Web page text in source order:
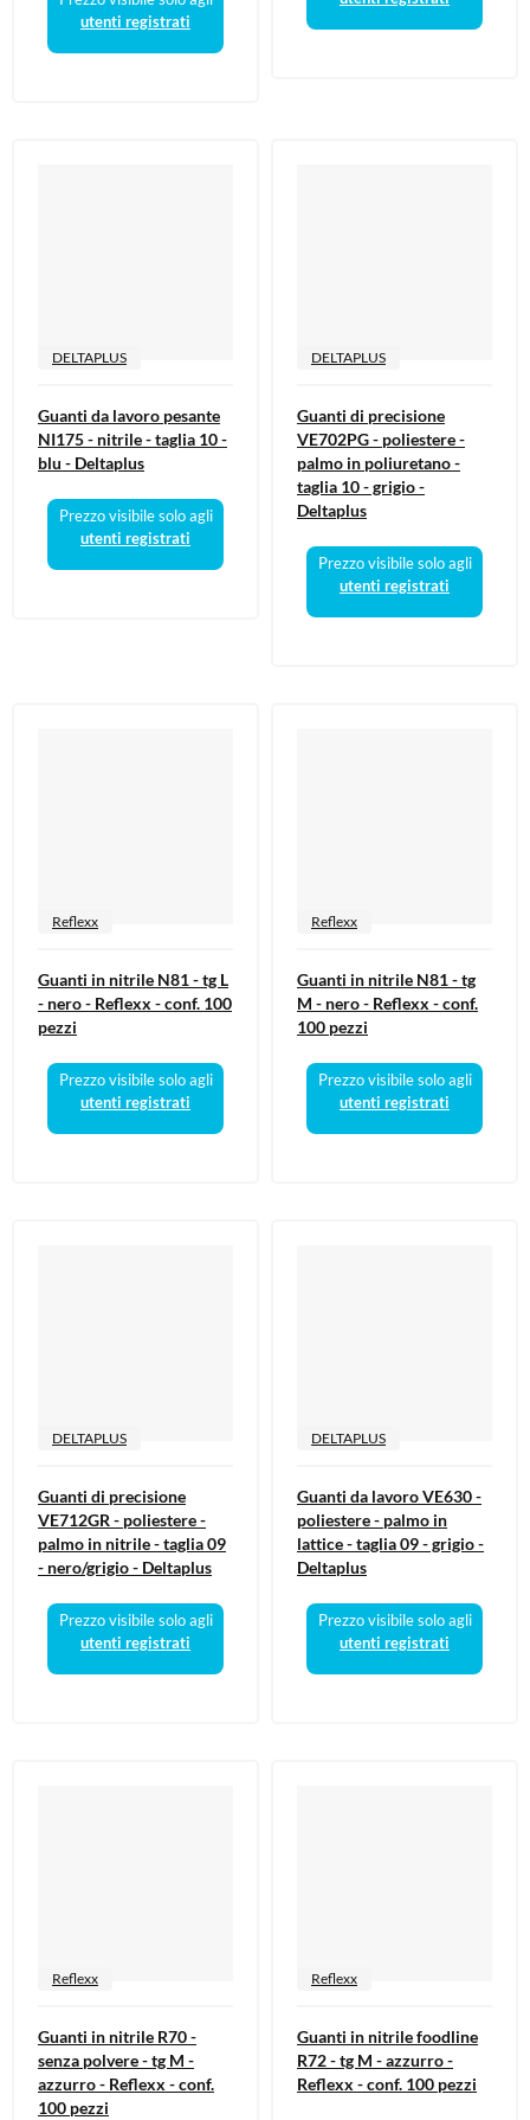
utenti registrati
DELTAPLUS
Guanti da lavoro pesante
NI175 - nitrile - taglia 10 -
blu - Deltaplus
Prezzo visibile solo agli
utenti registrati
DELTAPLUS
Guanti di precisione
VE702PG - poliestere -
palmo in poliuretano -
taglia 10 - grigio -
Deltaplus
Prezzo visibile solo agli
utenti registrati
Reflexx
Guanti in nitrile N81 - tg L
- nero - Reflexx - conf. 100
pezzi
Prezzo visibile solo agli
utenti registrati
Reflexx
Guanti in nitrile N81 - tg
M - nero - Reflexx - conf.
100 pezzi
Prezzo visibile solo agli
utenti registrati
DELTAPLUS
Guanti di precisione
VE712GR - poliestere -
palmo in nitrile - taglia 09
- nero/grigio - Deltaplus
Prezzo visibile solo agli
utenti registrati
DELTAPLUS
Guanti da lavoro VE630 -
poliestere - palmo in
lattice - taglia 09 - grigio -
Deltaplus
Prezzo visibile solo agli
utenti registrati
Reflexx
Guanti in nitrile R70 -
senza polvere - tg M -
azzurro - Reflexx - conf.
100 pezzi
Reflexx
Guanti in nitrile foodline
R72 - tg M - azzurro -
Reflexx - conf. 100 pezzi